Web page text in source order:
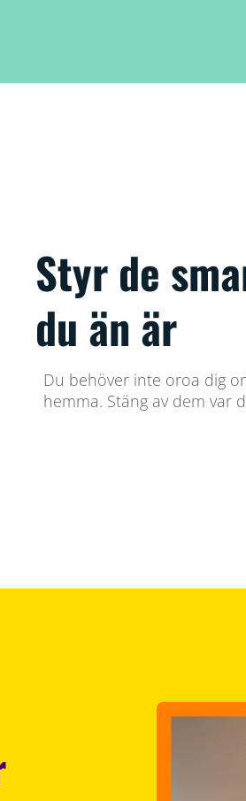
Styr de
du än är
Du behöver inte oroa dig
hemma. Stäng av dem var